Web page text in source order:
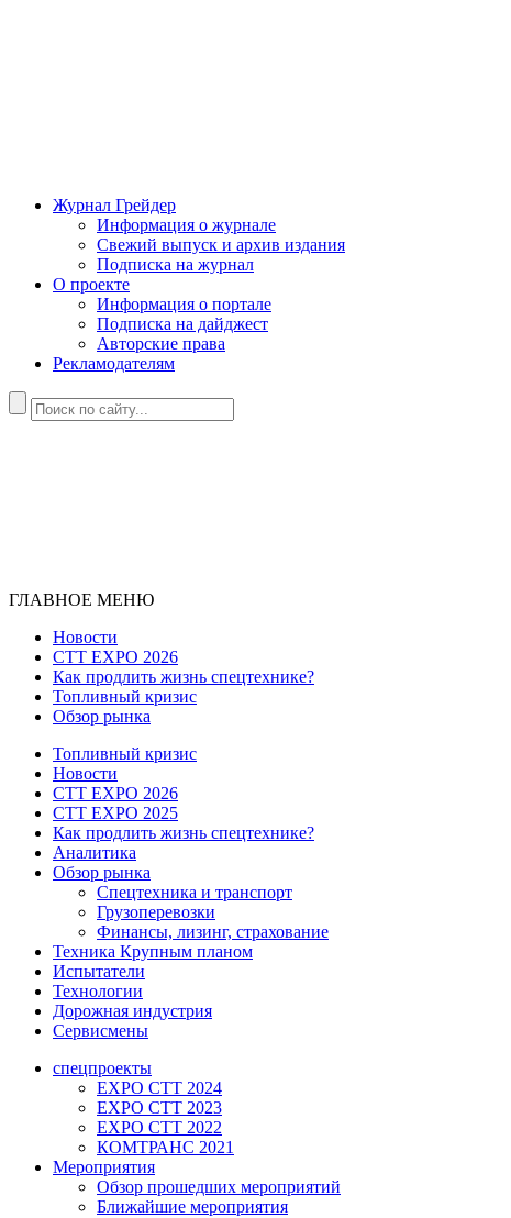
Журнал Грейдер
Информация о журнале
Свежий выпуск и архив издания
Подписка на журнал
О проекте
Информация о портале
Подписка на дайджест
Авторские права
Рекламодателям
ГЛАВНОЕ МЕНЮ
Новости
CTT EXPO 2026
Как продлить жизнь спецтехнике?
Топливный кризис
Обзор рынка
Топливный кризис
Новости
CTT EXPO 2026
CTT EXPO 2025
Как продлить жизнь спецтехнике?
Аналитика
Обзор рынка
Спецтехника и транспорт
Грузоперевозки
Финансы, лизинг, страхование
Техника Крупным планом
Испытатели
Технологии
Дорожная индустрия
Сервисмены
спецпроекты
EXPO CTT 2024
EXPO CTT 2023
EXPO CTT 2022
КОМТРАНС 2021
Мероприятия
Обзор прошедших мероприятий
Ближайшие мероприятия